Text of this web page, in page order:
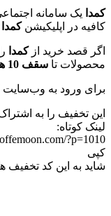
کمدا یک سامانه
کافیه در اپلیکیشنکمدا
اگر قصد خرید ازکمدا
محصولات تا سقف 10 هزار تومان
برای ورود به وب‌سایت
این تخفیف را به
لینک کوتاه:
?p=1010
کپی
شاید به این کد تخفیف